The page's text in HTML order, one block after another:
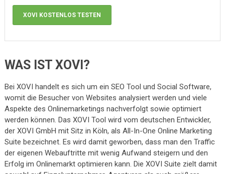
XOVI KOSTENLOS TESTEN
WAS IST XOVI?
Bei XOVI handelt es sich um ein SEO Tool und Social Software,
womit die Besucher von Websites analysiert werden und viele
Aspekte des Onlinemarketings nachverfolgt sowie optimiert
werden können. Das XOVI Tool wird vom deutschen Entwickler,
der XOVI GmbH mit Sitz in Köln, als All-In-One Online Marketing
Suite bezeichnet. Es wird damit geworben, dass man den Traffic
der eigenen Webauftritte mit wenig Aufwand steigern und den
Erfolg im Onlinemarkt optimieren kann. Die XOVI Suite zielt damit